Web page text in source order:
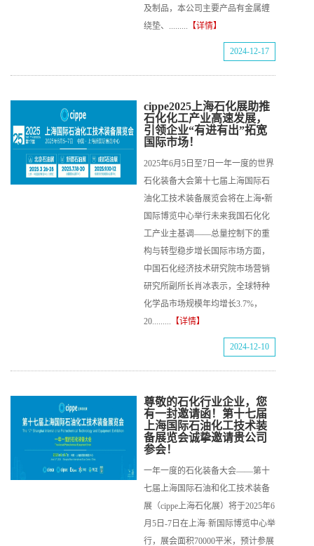
及制品，本公司主要产品有金属缠
绕垫、......... 【详情】
2024-12-17
cippe2025上海石化展助推
石化化工产业高速发展，
引领企业“有进有出”拓宽
国际市场！
2025年6月5日至7日一年一度的世界
石化装备大会第十七届上海国际石
油化工技术装备展览会将在上海•新
国际博览中心举行未来我国石化化
工产业主基调——总量控制下的重
构与转型稳步增长国际市场方面，
中国石化经济技术研究院市场营销
研究所副所长肖冰表示，全球特种
化学品市场规模年均增长3.7%，
20......... 【详情】
2024-12-10
尊敬的石化行业企业，您
有一封邀请函！第十七届
上海国际石油化工技术装
备展览会诚挚邀请贵公司
参会！
一年一度的石化装备大会——第十
七届上海国际石油和化工技术装备
展（cippe上海石化展）将于2025年6
月5日-7日在上海·新国际博览中心举
行，展会面积70000平米，预计参展